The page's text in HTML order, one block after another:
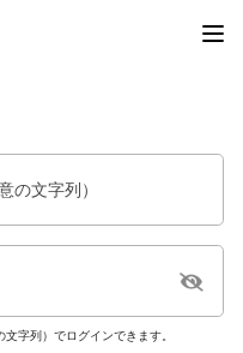
の文字列）
字列）でログインできます。